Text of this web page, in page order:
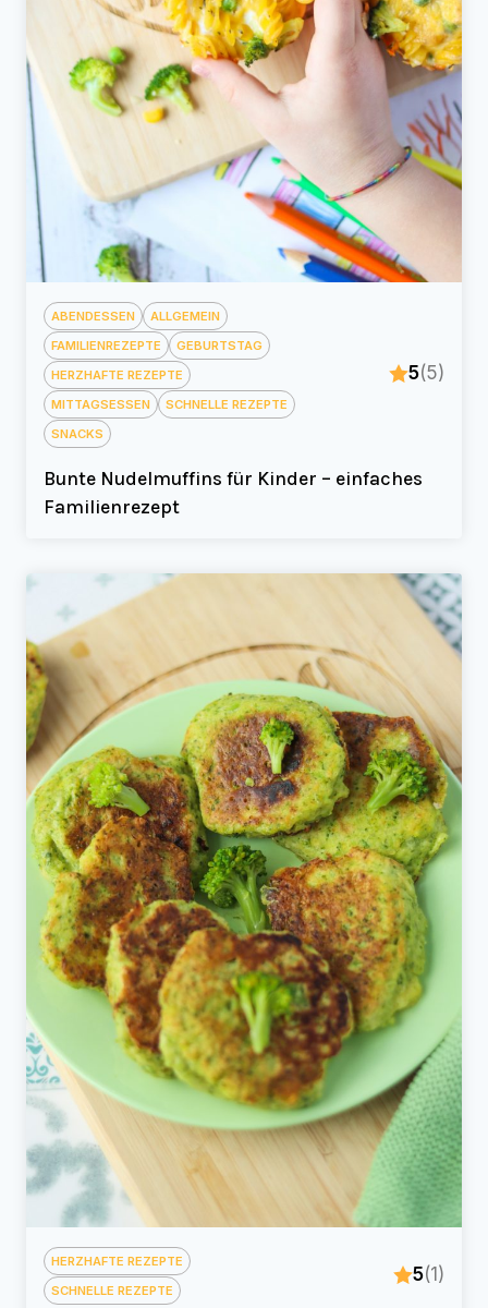
ABENDESSEN
ALLGEMEIN
FAMILIENREZEPTE
GEBURTSTAG
HERZHAFTE REZEPTE
MITTAGSESSEN
SCHNELLE REZEPTE
SNACKS
5(5)
Bunte Nudelmuffins für Kinder – einfaches
Familienrezept
HERZHAFTE REZEPTE
SCHNELLE REZEPTE
5(1)